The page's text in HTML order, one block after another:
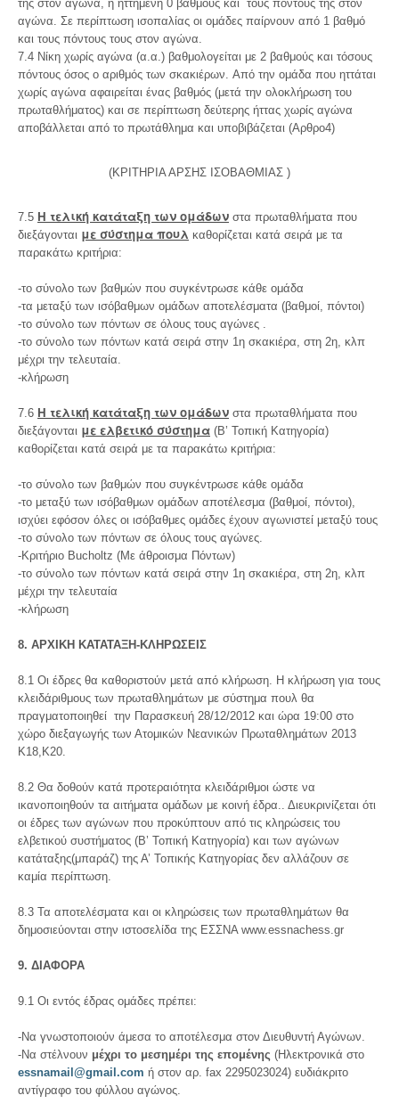
της στον αγώνα, η ηττημένη 0 βαθμούς και τους πόντους της στον
αγώνα. Σε περίπτωση ισοπαλίας οι ομάδες παίρνουν από 1 βαθμό
και τους πόντους τους στον αγώνα.
7.4 Νίκη χωρίς αγώνα (α.α.) βαθμολογείται με 2 βαθμούς και τόσους
πόντους όσος ο αριθμός των σκακιέρων. Από την ομάδα που ηττάται
χωρίς αγώνα αφαιρείται ένας βαθμός (μετά την ολοκλήρωση του
πρωταθλήματος) και σε περίπτωση δεύτερης ήττας χωρίς αγώνα
αποβάλλεται από το πρωτάθλημα και υποβιβάζεται (Αρθρο4)
(ΚΡΙΤΗΡΙΑ ΑΡΣΗΣ ΙΣΟΒΑΘΜΙΑΣ )
7.5 Η τελική κατάταξη των ομάδων στα πρωταθλήματα που
διεξάγονται με σύστημα πουλ καθορίζεται κατά σειρά με τα
παρακάτω κριτήρια:
-το σύνολο των βαθμών που συγκέντρωσε κάθε ομάδα
-τα μεταξύ των ισόβαθμων ομάδων αποτελέσματα (βαθμοί, πόντοι)
-το σύνολο των πόντων σε όλους τους αγώνες .
-το σύνολο των πόντων κατά σειρά στην 1η σκακιέρα, στη 2η, κλπ
μέχρι την τελευταία.
-κλήρωση
7.6 Η τελική κατάταξη των ομάδων στα πρωταθλήματα που
διεξάγονται με ελβετικό σύστημα (Β’ Τοπική Κατηγορία)
καθορίζεται κατά σειρά με τα παρακάτω κριτήρια:
-το σύνολο των βαθμών που συγκέντρωσε κάθε ομάδα
-το μεταξύ των ισόβαθμων ομάδων αποτέλεσμα (βαθμοί, πόντοι),
ισχύει εφόσον όλες οι ισόβαθμες ομάδες έχουν αγωνιστεί μεταξύ τους
-το σύνολο των πόντων σε όλους τους αγώνες.
-Κριτήριο Bucholtz (Με άθροισμα Πόντων)
-το σύνολο των πόντων κατά σειρά στην 1η σκακιέρα, στη 2η, κλπ
μέχρι την τελευταία
-κλήρωση
8. ΑΡΧΙΚΗ ΚΑΤΑΤΑΞΗ-ΚΛΗΡΩΣΕΙΣ
8.1 Οι έδρες θα καθοριστούν μετά από κλήρωση. Η κλήρωση για τους
κλειδάριθμους των πρωταθλημάτων με σύστημα πουλ θα
πραγματοποιηθεί την Παρασκευή 28/12/2012 και ώρα 19:00 στο
χώρο διεξαγωγής των Ατομικών Νεανικών Πρωταθλημάτων 2013
Κ18,Κ20.
8.2 Θα δοθούν κατά προτεραιότητα κλειδάριθμοι ώστε να
ικανοποιηθούν τα αιτήματα ομάδων με κοινή έδρα.. Διευκρινίζεται ότι
οι έδρες των αγώνων που προκύπτουν από τις κληρώσεις του
ελβετικού συστήματος (Β’ Τοπική Κατηγορία) και των αγώνων
κατάταξης(μπαράζ) της Α’ Τοπικής Κατηγορίας δεν αλλάζουν σε
καμία περίπτωση.
8.3 Τα αποτελέσματα και οι κληρώσεις των πρωταθλημάτων θα
δημοσιεύονται στην ιστοσελίδα της ΕΣΣΝΑ www.essnachess.gr
9. ΔΙΑΦΟΡΑ
9.1 Οι εντός έδρας ομάδες πρέπει:
-Να γνωστοποιούν άμεσα το αποτέλεσμα στον Διευθυντή Αγώνων.
-Να στέλνουν μέχρι το μεσημέρι της επομένης (Ηλεκτρονικά στο
essnamail@gmail.com ή στον αρ. fax 2295023024) ευδιάκριτο
αντίγραφο του φύλλου αγώνος.